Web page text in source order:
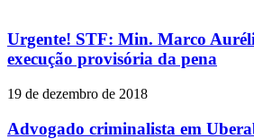
Urgente! STF: Min. Marco
execução provisória da pena
19 de dezembro de 2018
Advogado criminalista em